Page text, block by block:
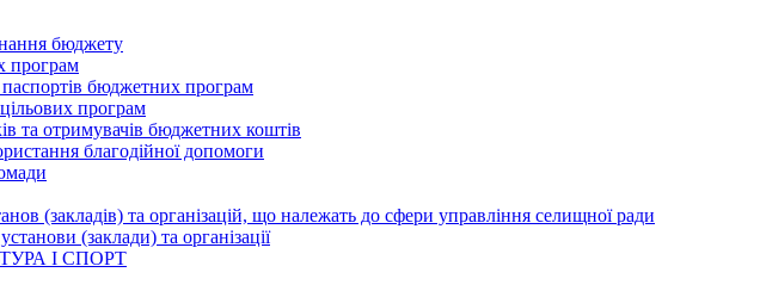
бюджету
програм
бюджетних програм
програм
та отримувачів бюджетних коштів
благодійної допомоги
(закладів) та організацій, що належать до сфери управління селищної ради
(заклади) та організації
І СПОРТ